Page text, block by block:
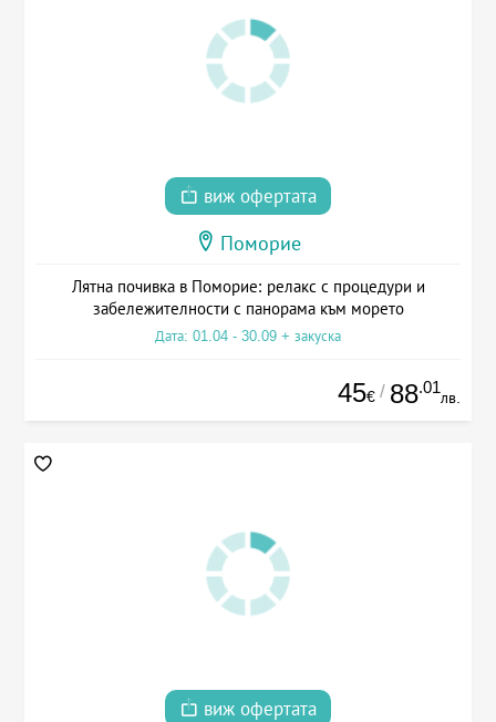
виж офертата
Поморие
Лятна почивка в Поморие: релакс с процедури и
забележителности с панорама към морето
Дата: 01.04 - 30.09 + закуска
45€ / 88.01
лв.
виж офертата